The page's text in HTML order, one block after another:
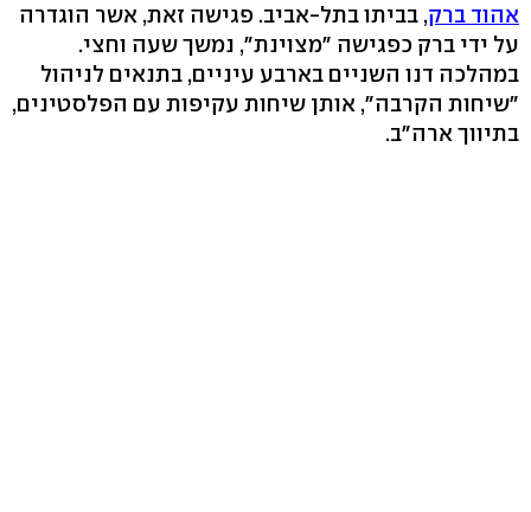
אהוד ברק, בביתו בתל-אביב. פגישה זאת, אשר הוגדרה
על ידי ברק כפגישה "מצוינת", נמשך שעה וחצי.
במהלכה דנו השניים בארבע עיניים, בתנאים לניהול
"שיחות הקרבה", אותן שיחות עקיפות עם הפלסטינים,
בתיווך ארה"ב.